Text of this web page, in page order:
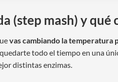
(step mash) y qué
vas cambiando la temperatura
todo el tiempo en una
distintas enzimas.